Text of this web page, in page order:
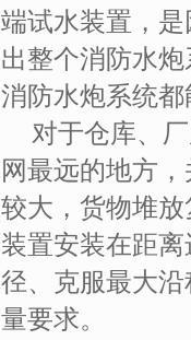
端试水装置，
出整个消防水
消防水炮系统
对于仓库、
网最远的地方
较大，货物堆
装置安装在距
径、克服最大
量要求。